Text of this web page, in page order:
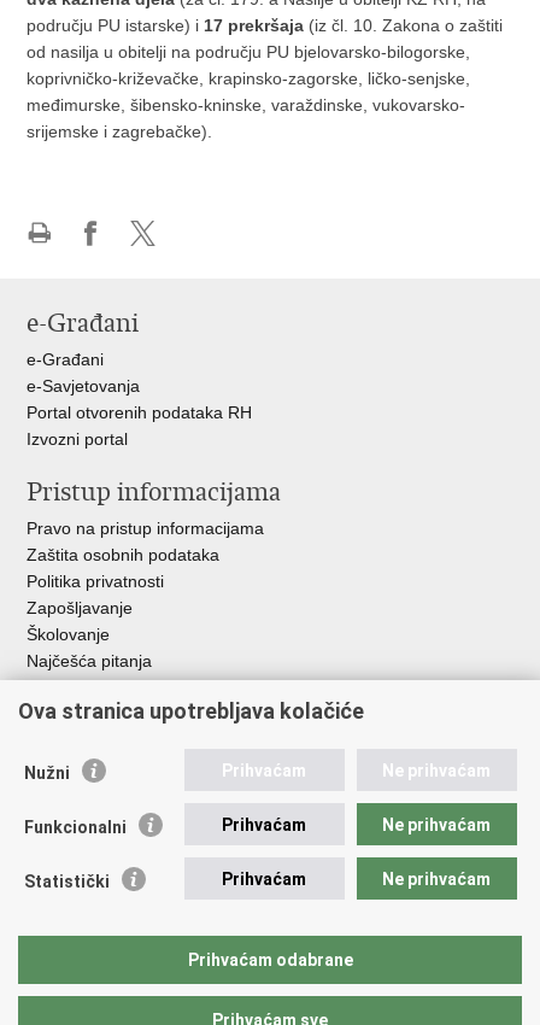
području PU istarske) i 17 prekršaja (iz čl. 10. Zakona o zaštiti
od nasilja u obitelji na području PU bjelovarsko-bilogorske,
koprivničko-križevačke, krapinsko-zagorske, ličko-senjske,
međimurske, šibensko-kninske, varaždinske, vukovarsko-
srijemske i zagrebačke).
Facebooku
X-
e-Građani
e-Građani
e-Savjetovanja
Portal otvorenih podataka RH
Izvozni portal
Pristup informacijama
Pravo na pristup informacijama
Zaštita osobnih podataka
Politika privatnosti
Zapošljavanje
Školovanje
Najčešća pitanja
Važne poveznice
EMN Nacionalna kontaktna točka za Republiku Hrvatsku
Policijska akademija
Zaklada policijske solidarnosti
Udruge
Ova stranica upotrebljava kolačiće
Nužni Prihvaćam Ne prihvaćam
Funkcionalni Prihvaćam Ne prihvaćam
Statistički Prihvaćam Ne prihvaćam
Prihvaćam odabrane
Prihvaćam sve